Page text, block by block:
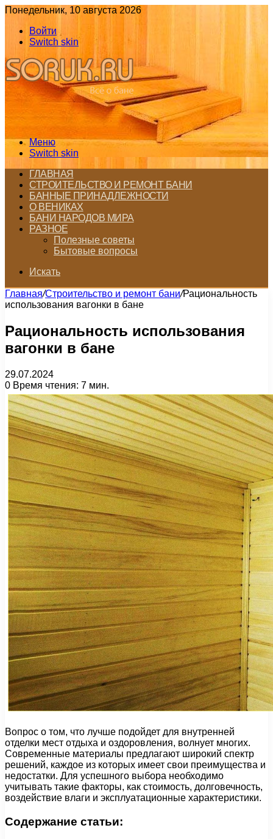
Понедельник, 10 августа 2026
Войти
Switch skin
Меню
Switch skin
ГЛАВНАЯ
СТРОИТЕЛЬСТВО И РЕМОНТ БАНИ
БАННЫЕ ПРИНАДЛЕЖНОСТИ
О ВЕНИКАХ
БАНИ НАРОДОВ МИРА
РАЗНОЕ
Полезные советы
Бытовые вопросы
Искать
Главная/Строительство и ремонт бани/Рациональность
использования вагонки в бане
Рациональность использования
вагонки в бане
29.07.2024
0 Время чтения: 7 мин.
Вопрос о том, что лучше подойдет для внутренней
отделки мест отдыха и оздоровления, волнует многих.
Современные материалы предлагают широкий спектр
решений, каждое из которых имеет свои преимущества и
недостатки. Для успешного выбора необходимо
учитывать такие факторы, как стоимость, долговечность,
воздействие влаги и эксплуатационные характеристики.
Содержание статьи: